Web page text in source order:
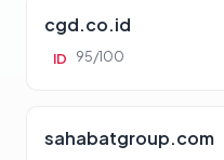
cgd.co.id
ID 95/100
sahabatgroup.com